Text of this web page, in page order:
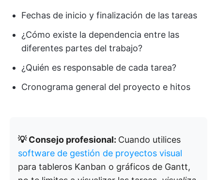
Fechas de inicio y finalización de las tareas
¿Cómo existe la dependencia entre las
diferentes partes del trabajo?
¿Quién es responsable de cada tarea?
Cronograma general del proyecto e hitos
💡 Consejo profesional: Cuando utilices
software de gestión de proyectos visual
para tableros Kanban o gráficos de Gantt,